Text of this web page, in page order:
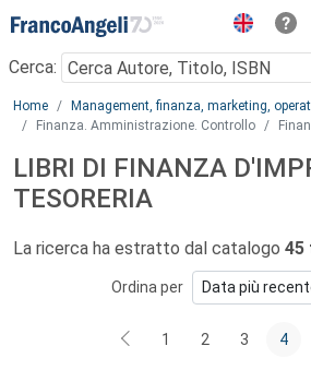
Menu
Cerca:
Main content
Home
Management, finanza, marketing,
Finanza. Amministrazione. Controllo
LIBRI DI FINANZA
TESORERIA
La ricerca ha estratto dal catalogo 45
Ordina per
1 2 3 4